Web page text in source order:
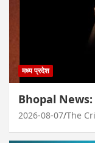
मध्य प्रदेश
Bhopal News:
2026-08-07 The